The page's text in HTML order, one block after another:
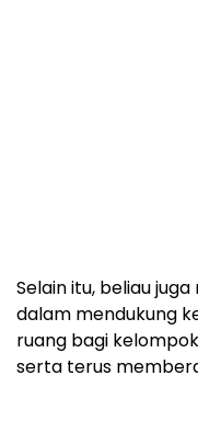
Selain itu, beliau
dalam mendukung
ruang bagi
serta terus